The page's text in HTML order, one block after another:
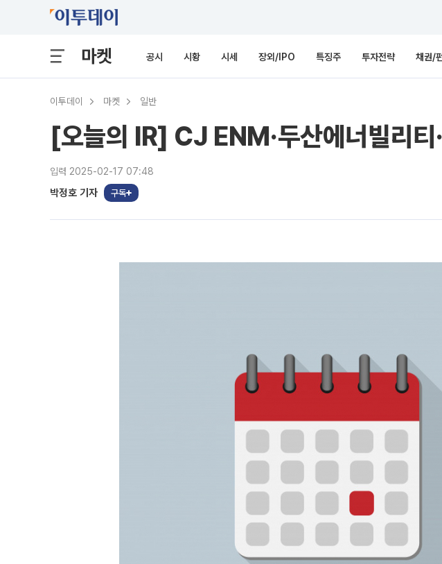
마켓 공시 시황 시세 장외/IPO 특징주 투자전략 채권/
이투데이 마켓 일반
[오늘의 IR] CJ ENM·두산에너빌리티
입력 2025-02-17 07:48
박정호 기자 구독